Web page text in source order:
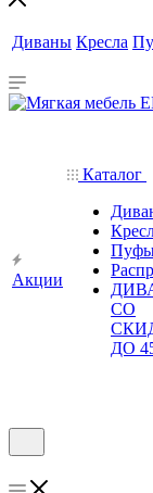
Диваны Кресла
Акции
Каталог
СО
ДО